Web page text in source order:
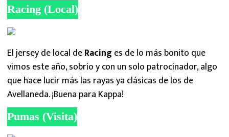
Racing (Local)
El jersey de local deRacing es de lo más bonito que
vimos este año, sobrio y con un solo patrocinador, algo
que hace lucir más las rayas ya clásicas de los de
Avellaneda. ¡Buena para Kappa!
Pumas (Visita)